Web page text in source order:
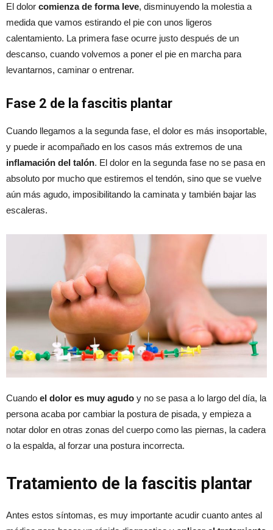
El dolor comienza de forma leve, disminuyendo la molestia a
medida que vamos estirando el pie con unos ligeros
calentamiento. La primera fase ocurre justo después de un
descanso, cuando volvemos a poner el pie en marcha para
levantarnos, caminar o entrenar.
Fase 2 de la fascitis plantar
Cuando llegamos a la segunda fase, el dolor es más insoportable,
y puede ir acompañado en los casos más extremos de una
inflamación del talón. El dolor en la segunda fase no se pasa en
absoluto por mucho que estiremos el tendón, sino que se vuelve
aún más agudo, imposibilitando la caminata y también bajar las
escaleras.
Cuando el dolor es muy agudo y no se pasa a lo largo del día, la
persona acaba por cambiar la postura de pisada, y empieza a
notar dolor en otras zonas del cuerpo como las piernas, la cadera
o la espalda, al forzar una postura incorrecta.
Tratamiento de la fascitis plantar
Antes estos síntomas, es muy importante acudir cuanto antes al